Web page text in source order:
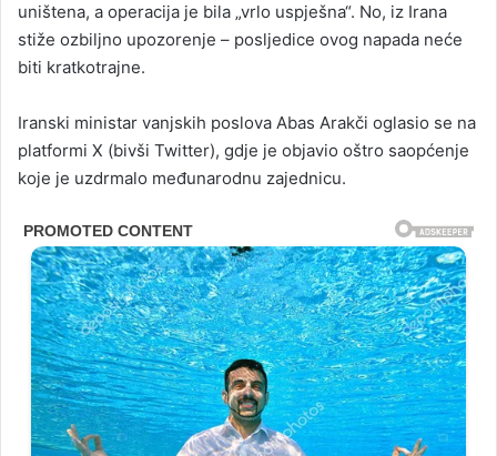
uništena, a operacija je bila „vrlo uspješna“. No, iz Irana
stiže ozbiljno upozorenje – posljedice ovog napada neće
biti kratkotrajne.
Iranski ministar vanjskih poslova Abas Arakči oglasio se na
platformi X (bivši Twitter), gdje je objavio oštro saopćenje
koje je uzdrmalo međunarodnu zajednicu.